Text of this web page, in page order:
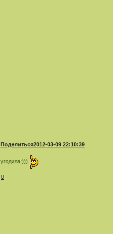
Поделиться2012-03-09 22:10:39
угодила:)))
0